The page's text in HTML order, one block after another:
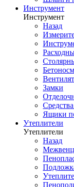
Инструмент
Инструмент
Назад
Замки
Ящики
Утеплители
Утеплители
Назад